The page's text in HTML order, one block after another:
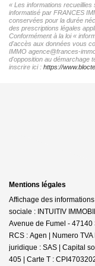
« Les informations
informatisé par FRANCES
conservées pour la durée
des prescriptions légales
Conformément à la loi «
d'accès aux données vous
IMMO agence@frances-
d'opposition au démarchage
inscrire ici : https://
Mentions légales
Affichage des
sociale : INTUITIV
Avenue de Fumel -
RCS : Agen | Numero
juridique : SAS | Capital
405 | Carte T :